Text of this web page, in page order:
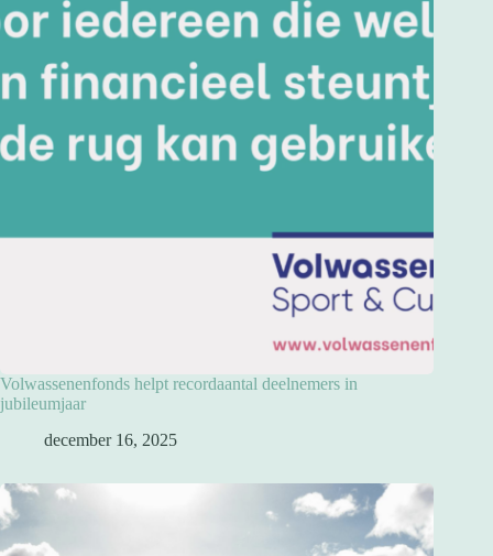
Volwassenenfonds helpt recordaantal deelnemers in
jubileumjaar
december 16, 2025